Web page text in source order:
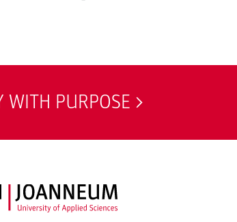
WITH PURPOSE
FH JOANNEUM Logo